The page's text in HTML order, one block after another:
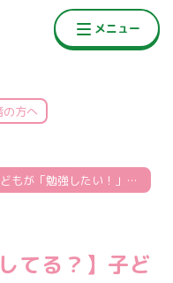
方へ
【学習机や収納どうしてる？】子どもが「勉強したい！」と思う♪学習環境９選
てる？】子ど